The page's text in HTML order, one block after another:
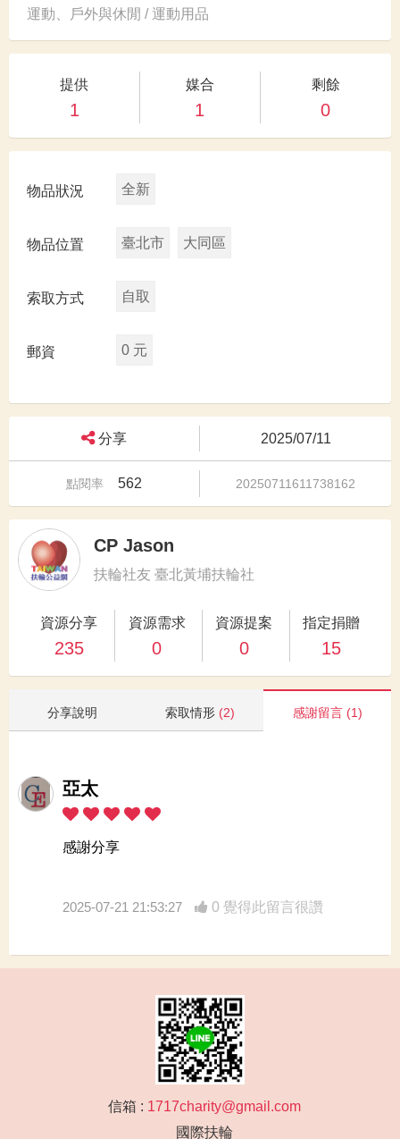
運動、戶外與休閒 / 運動用品
提供
1
媒合
1
剩餘
0
物品狀況 全新
物品位置 臺北市 大同區
索取方式 自取
郵資 0 元
分享 2025/07/11
點閱率 562 20250711611738162
CP Jason
扶輪社友 臺北黃埔扶輪社
資源分享
235
資源需求
0
資源提案
0
指定捐贈
15
分享說明 索取情形 (2) 感謝留言 (1)
亞太
感謝分享
2025-07-21 21:53:27 0 覺得此留言很讚
信箱 : 1717charity@gmail.com
國際扶輪